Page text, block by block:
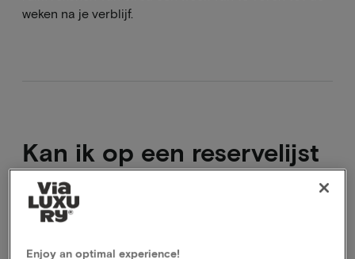
weken na je verblijf.
Kan ik op een reservelijst
We houden op dit moment geen reservelijst bij maar
kijken graag met je naar een alternatief arrangement
Enjoy an optimal experience!